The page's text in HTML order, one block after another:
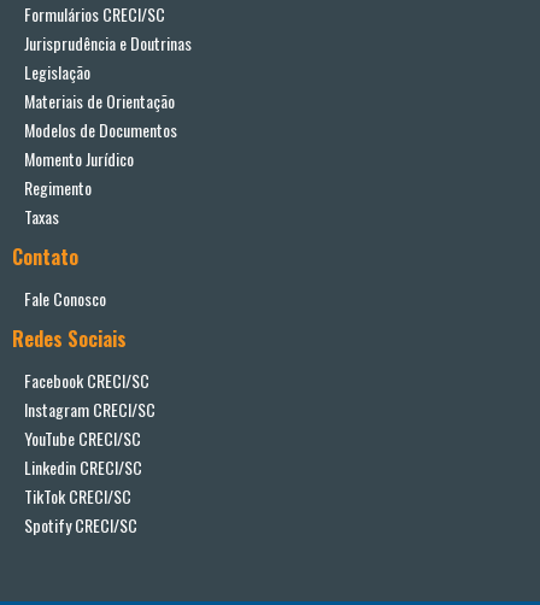
Formulários CRECI/SC
Jurisprudência e Doutrinas
Legislação
Materiais de Orientação
Modelos de Documentos
Momento Jurídico
Regimento
Taxas
Contato
Fale Conosco
Redes Sociais
Facebook CRECI/SC
Instagram CRECI/SC
YouTube CRECI/SC
Linkedin CRECI/SC
TikTok CRECI/SC
Spotify CRECI/SC